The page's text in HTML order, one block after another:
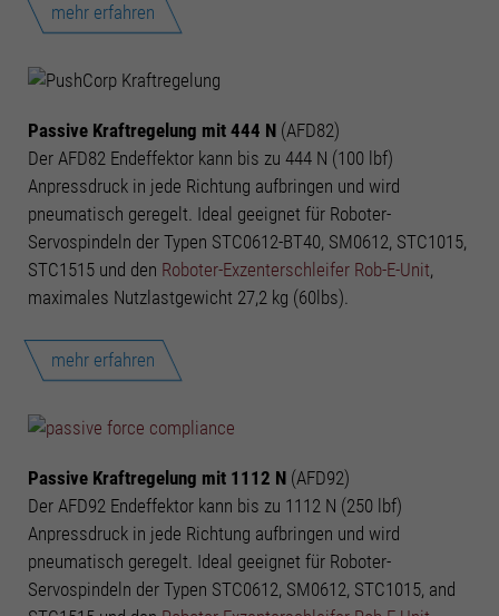
mehr erfahren
Passive Kraftregelung mit 444 N (AFD82)
Der AFD82 Endeffektor kann bis zu 444 N (100 lbf)
Anpressdruck in jede Richtung aufbringen und wird
pneumatisch geregelt. Ideal geeignet für Roboter-
Servospindeln der Typen STC0612-BT40, SM0612, STC1015,
STC1515 und den Roboter-Exzenterschleifer Rob-E-Unit,
maximales Nutzlastgewicht 27,2 kg (60lbs).
mehr erfahren
Passive Kraftregelung mit 1112 N (AFD92)
Der AFD92 Endeffektor kann bis zu 1112 N (250 lbf)
Anpressdruck in jede Richtung aufbringen und wird
pneumatisch geregelt. Ideal geeignet für Roboter-
Servospindeln der Typen STC0612, SM0612, STC1015, and